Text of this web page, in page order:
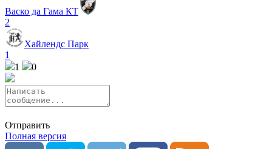
Васко да Гама КТ
2
Хайлендс Парк
1
1
0
Отправить
Полная версия